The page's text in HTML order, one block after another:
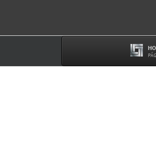
conteúdo